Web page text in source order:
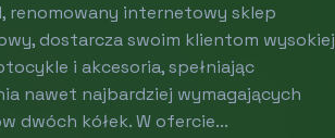
renomowany internetowy sklep
dostarcza swoim klientom wysokiej
i akcesoria, spełniając
nawet najbardziej wymagających
dwóch kółek. W ofercie...